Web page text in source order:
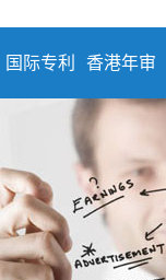
国际专利 香港年审